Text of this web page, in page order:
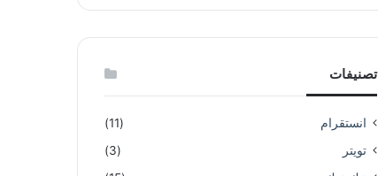
تصنيفات
انستقرام
(11)
تويتر
(3)